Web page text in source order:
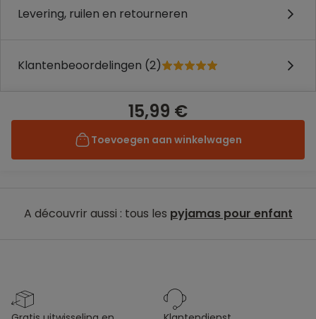
Levering, ruilen en retourneren
Klantenbeoordelingen (2)
15,99 €
Toevoegen aan winkelwagen
A découvrir aussi : tous les pyjamas pour enfant